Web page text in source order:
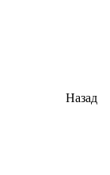
Назад